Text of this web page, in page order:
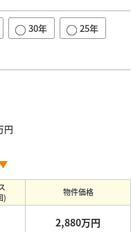
30年
25年
円
)
物件価格
2,880万円